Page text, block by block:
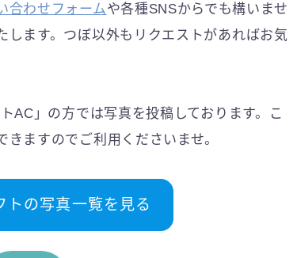
合わせフォーム や各種SNSからでも構いませ
します。つぼ以外もリクエストがあればお気
AC」の方では写真を投稿しております。こ
ますのでご利用くださいませ。
の写真一覧を見る